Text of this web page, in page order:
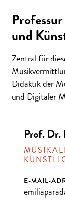
und
Zentral für
Didaktik der
und Digitaler
Prof. Dr.
E-MAIL-